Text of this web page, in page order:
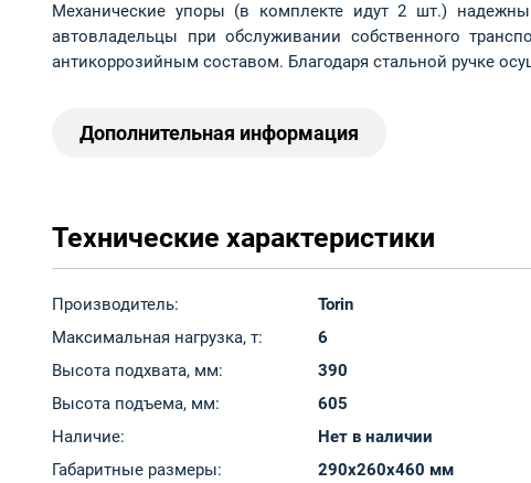
Механические упоры (в комплекте идут 2 шт.)
автовладельцы при обслуживании собственного
антикоррозийным составом. Благодаря стальной ручке
Дополнительная информация
Технические характеристики
Производитель:
Torin
Максимальная нагрузка, т:
6
Высота подхвата, мм:
390
Высота подъема, мм:
605
Наличие:
Нет в наличии
Габаритные размеры:
290x260x460 мм